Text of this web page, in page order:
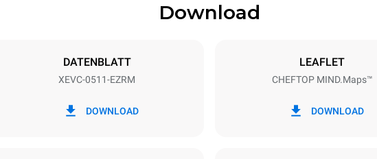
Blechgröße
380-415V 3N~ / 220-240V 3~ / 220-240V
Download
DATENBLATT
XEVC-0511-EZRM
DOWNLOAD
LEAFLET
CHEFTOP MIND.Maps™
DOWNLOAD